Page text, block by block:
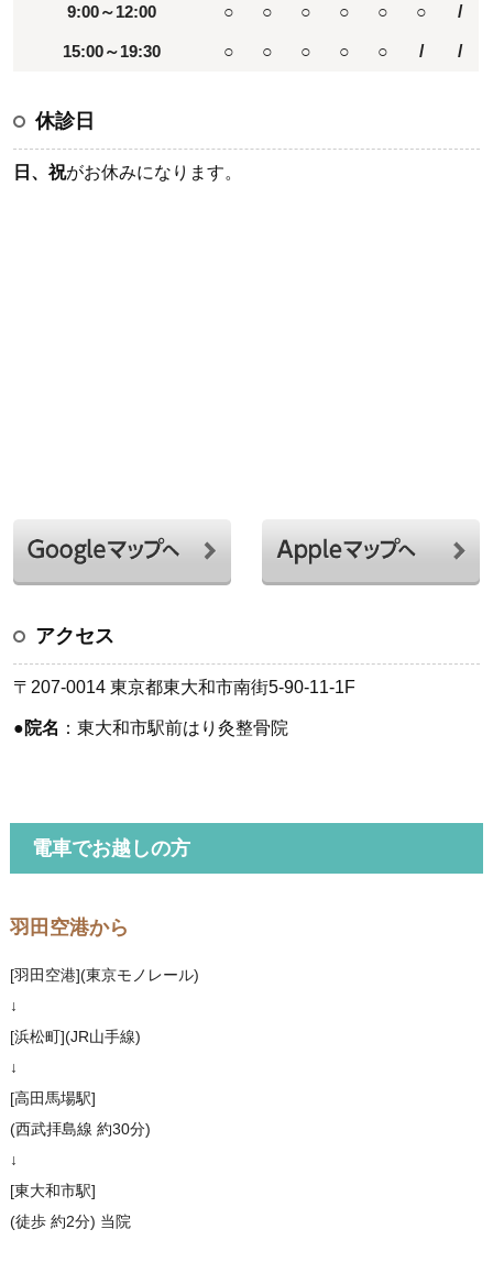
9:00～12:00 ○ ○ ○ ○ ○ ○ /
15:00～19:30 ○ ○ ○ ○ ○ / /
休診日
日、祝がお休みになります。
アクセス
〒207-0014 東京都東大和市南街5-90-11-1F
●院名 ：東大和市駅前はり灸整骨院
電車でお越しの方
羽田空港から
[羽田空港](東京モノレール)
↓
[浜松町](JR山手線)
↓
[高田馬場駅]
(西武拝島線 約30分)
↓
[東大和市駅]
(徒歩 約2分) 当院